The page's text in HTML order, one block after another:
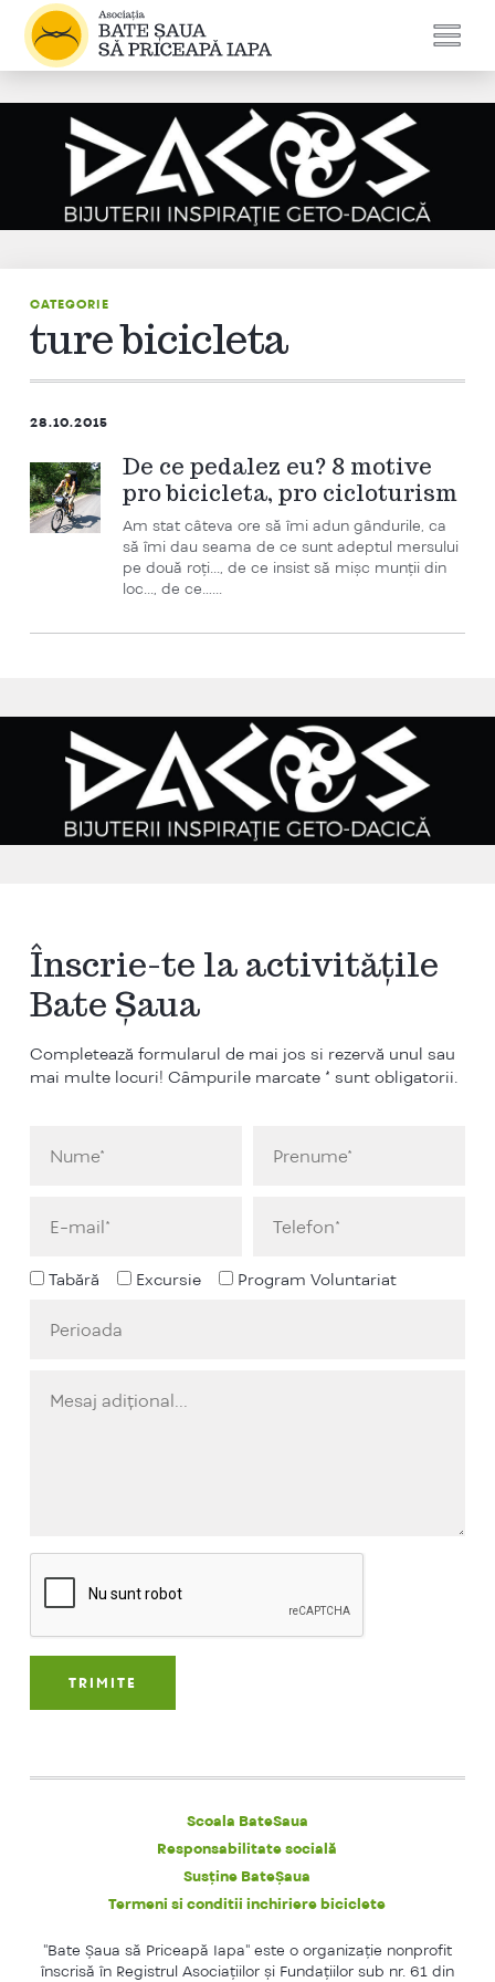
CATEGORIE
ture bicicleta
28.10.2015
De ce pedalez eu? 8 motive
pro bicicleta, pro cicloturism
Am stat câteva ore să îmi adun gândurile, ca
să îmi dau seama de ce sunt adeptul mersului
pe două roţi..., de ce insist să mişc munţii din
loc..., de ce…...
Înscrie-te la activitățile
Bate Șaua
Completează formularul de mai jos si rezervă unul sau
mai multe locuri! Câmpurile marcate * sunt obligatorii.
Tabără Excursie Program Voluntariat
Scoala BateSaua
Responsabilitate socială
Susține BateȘaua
Termeni si conditii inchiriere biciclete
"Bate Şaua să Priceapă Iapa" este o organizaţie nonprofit
înscrisă în Registrul Asociaţiilor şi Fundaţiilor sub nr. 61 din